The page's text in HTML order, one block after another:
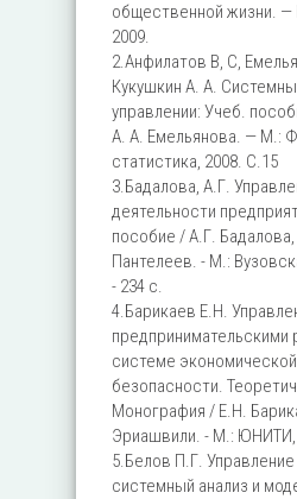
общественной жизни.
2009.
2.Анфилатов В, С,
Кукушкин А. А.
управлении: Учеб.
А. А. Емельянова. — М.:
статистика, 2008. C.15
3.Бадалова, А.Г.
деятельности
пособие / А.Г.
Пантелеев. - М.:
- 234 c.
4.Барикаев Е.Н.
предпринимательскими
системе экономической
безопасности.
Монография / Е.Н.
Эриашвили. - М.: ЮНИТИ,
5.Белов П.Г.
системный анализ и